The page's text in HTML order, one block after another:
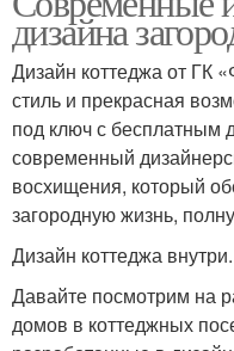
дизайна
Дизайн коттеджа от ГК
стиль и прекрасная
под ключ с бесплатным
современный
восхищения, который
загородную жизнь,
Дизайн коттеджа
Давайте посмотрим на
домов в коттеджных